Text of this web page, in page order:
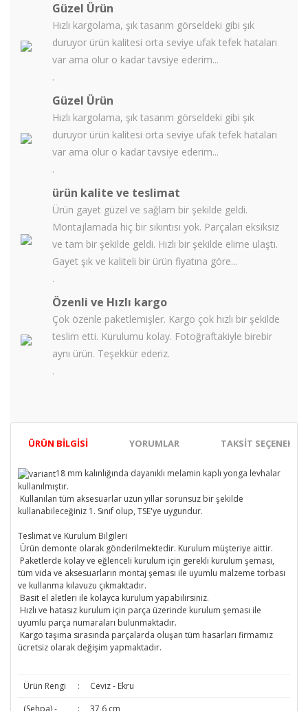
Güzel Ürün
Hızlı kargolama, şık tasarım görseldeki gibi şık
duruyor ürün kalitesi orta seviye ufak tefek hataları
var ama olur o kadar tavsiye ederim...
.
Güzel Ürün
Hızlı kargolama, şık tasarım görseldeki gibi şık
duruyor ürün kalitesi orta seviye ufak tefek hataları
var ama olur o kadar tavsiye ederim...
.
ürün kalite ve teslimat
Ürün gayet güzel ve sağlam bir şekilde geldi.
Montajlamada hiç bir sıkıntısı yok. Parçaları eksiksiz
ve tam bir şekilde geldi. Hızlı bir şekilde elime ulaştı.
Gayet şık ve kaliteli bir ürün fiyatına göre...
.
Özenli ve Hızlı kargo
Çok özenle paketlemişler. Kargo çok hızlı bir şekilde
teslim etti. Kurulumu kolay. Fotoğraftakiyle birebir
aynı ürün. Teşekkür ederiz.
.
ÜRÜN BILGISI YORUMLAR TAKSIT
18 mm kalınlığında dayanıklı melamin kaplı yonga levhalar
kullanılmıştır.
Kullanılan tüm aksesuarlar uzun yıllar sorunsuz bir şekilde
kullanabileceğiniz 1. Sınıf olup, TSE'ye uygundur.
Teslimat ve Kurulum Bilgileri
Ürün demonte olarak gönderilmektedir. Kurulum müşteriye aittir.
Paketlerde kolay ve eğlenceli kurulum için gerekli kurulum şeması,
tüm vida ve aksesuarların montaj şeması ile uyumlu malzeme torbası
ve kullanma kılavuzu çıkmaktadır.
Basit el aletleri ile kolayca kurulum yapabilirsiniz.
Hızlı ve hatasız kurulum için parça üzerinde kurulum şeması ile
uyumlu parça numaraları bulunmaktadır.
Kargo taşıma sırasında parçalarda oluşan tüm hasarları firmamız
ücretsiz olarak değişim yapmaktadır.
Ürün Rengi :
Ceviz - Ekru
(Sehpa) -
: 37,6 cm